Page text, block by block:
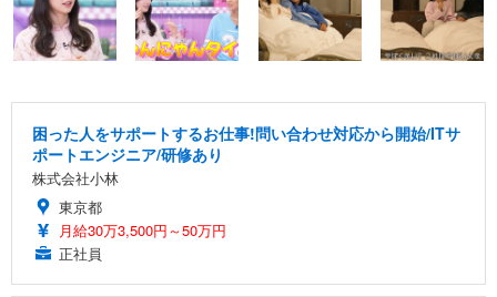
困った人をサポートするお仕事!問い合わせ対応から開始/ITサ
ポートエンジニア/研修あり
株式会社小林
東京都
月給30万3,500円～50万円
正社員